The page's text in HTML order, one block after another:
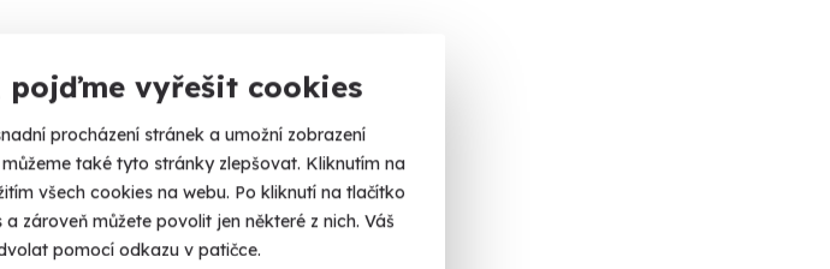
pojďme vyřešit cookies
procházení stránek a umožní zobrazení
také tyto stránky zlepšovat. Kliknutím na
všech cookies na webu. Po kliknutí na tlačítko
zároveň můžete povolit jen některé z nich. Váš
pomocí odkazu v patičce.